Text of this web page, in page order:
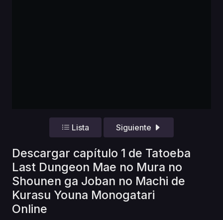
Lista Siguiente
Descargar capítulo 1 de Tatoeba
Last Dungeon Mae no Mura no
Shounen ga Joban no Machi de
Kurasu Youna Monogatari
Online